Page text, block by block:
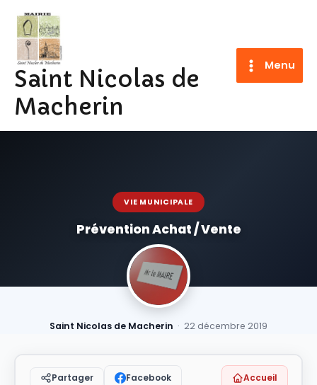
contenu
Saint Nicolas de
Macherin
Menu
VIE MUNICIPALE
Prévention Achat / Vente
Saint Nicolas de Macherin · 22 décembre 2019
Partager Facebook Accueil